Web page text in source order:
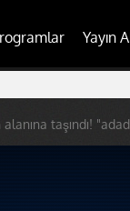
Yayın
taşındı!